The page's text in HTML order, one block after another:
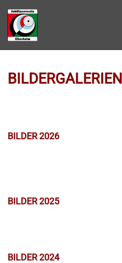
Zum Hauptinhalt springen
BILDERGALERIEN
BILDER 2026
BILDER 2025
BILDER 2024